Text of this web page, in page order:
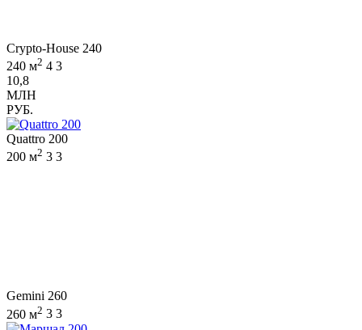
Crypto-House 240
240 м2 4 3
10,8
МЛН
РУБ.
Quattro 200
200 м2 3 3
Gemini 260
260 м2 3 3